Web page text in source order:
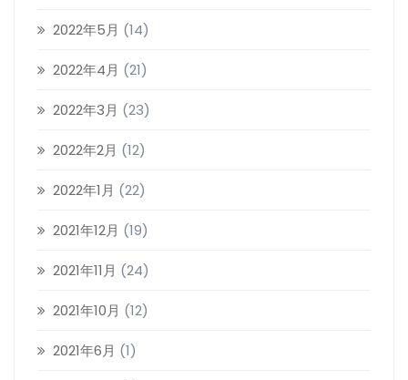
2022年5月 (14)
2022年4月 (21)
2022年3月 (23)
2022年2月 (12)
2022年1月 (22)
2021年12月 (19)
2021年11月 (24)
2021年10月 (12)
2021年6月 (1)